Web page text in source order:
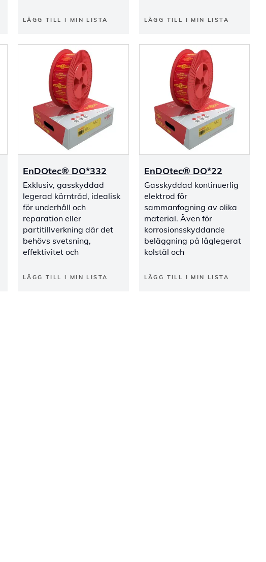
LÄGG TILL I MIN LISTA LÄGG TILL I MIN LISTA
EnDOtec® DO*332
Exklusiv, gasskyddad
legerad kärntråd, idealisk
för underhåll och
reparation eller
partitillverkning där det
behövs svetsning,
effektivitet och
LÄGG TILL I MIN LISTA
EnDOtec® DO*22
Gasskyddad kontinuerlig
elektrod för
sammanfogning av olika
material. Även för
korrosionsskyddande
beläggning på låglegerat
kolstål och
LÄGG TILL I MIN LISTA